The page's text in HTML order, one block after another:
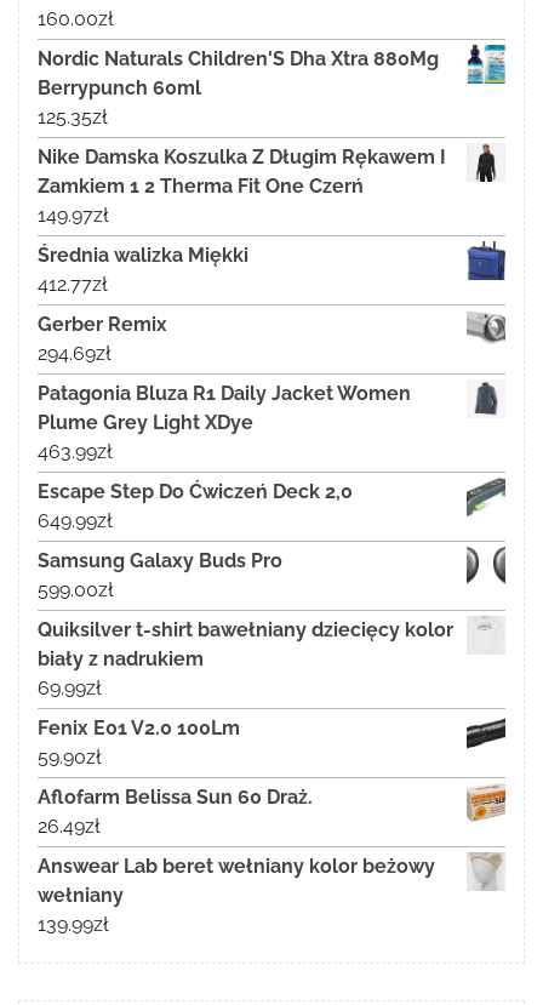
160.00zł
Nordic Naturals Children'S Dha Xtra 880Mg
Berrypunch 60ml
125.35zł
Nike Damska Koszulka Z Długim Rękawem I
Zamkiem 1 2 Therma Fit One Czerń
149.97zł
Średnia walizka Miękki
412.77zł
Gerber Remix
294.69zł
Patagonia Bluza R1 Daily Jacket Women
Plume Grey Light XDye
463.99zł
Escape Step Do Ćwiczeń Deck 2,0
649.99zł
Samsung Galaxy Buds Pro
599.00zł
Quiksilver t-shirt bawełniany dziecięcy kolor
biały z nadrukiem
69.99zł
Fenix E01 V2.0 100Lm
59.90zł
Aflofarm Belissa Sun 60 Draż.
26.49zł
Answear Lab beret wełniany kolor beżowy
wełniany
139.99zł